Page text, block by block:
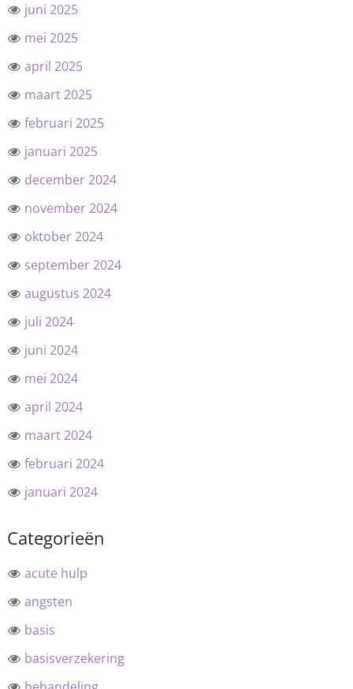
juni 2025
mei 2025
april 2025
maart 2025
februari 2025
januari 2025
december 2024
november 2024
oktober 2024
september 2024
augustus 2024
juli 2024
juni 2024
mei 2024
april 2024
maart 2024
februari 2024
januari 2024
Categorieën
acute hulp
angsten
basis
basisverzekering